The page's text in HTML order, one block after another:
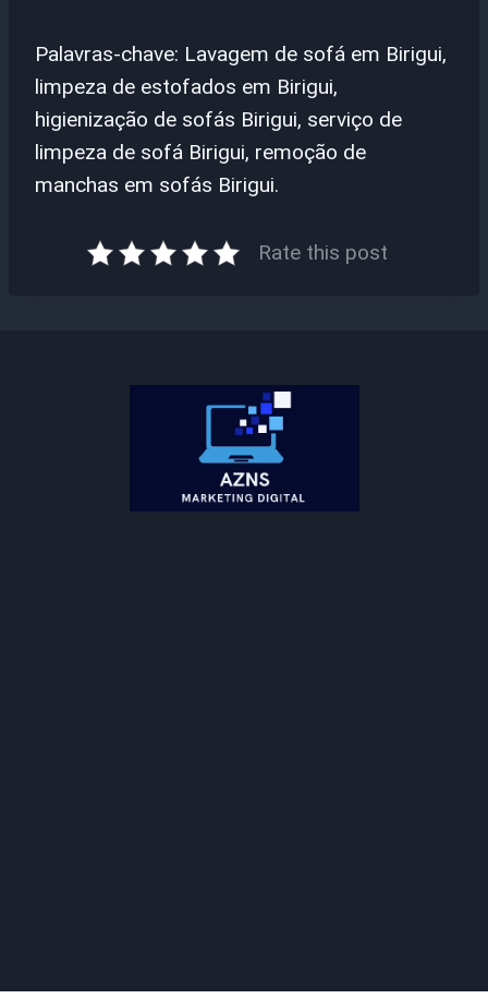
Palavras-chave: Lavagem de sofá em Birigui,
limpeza de estofados em Birigui,
higienização de sofás Birigui, serviço de
limpeza de sofá Birigui, remoção de
manchas em sofás Birigui.
Rate this post